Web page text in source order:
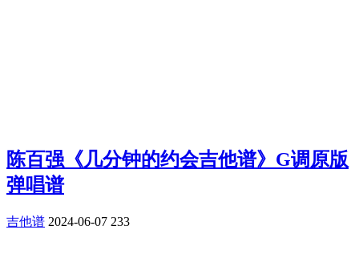
陈百强《几分钟的约会吉他谱》G调原版
弹唱谱
吉他谱 2024-06-07 233